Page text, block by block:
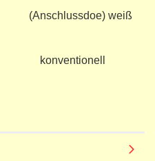
weiß